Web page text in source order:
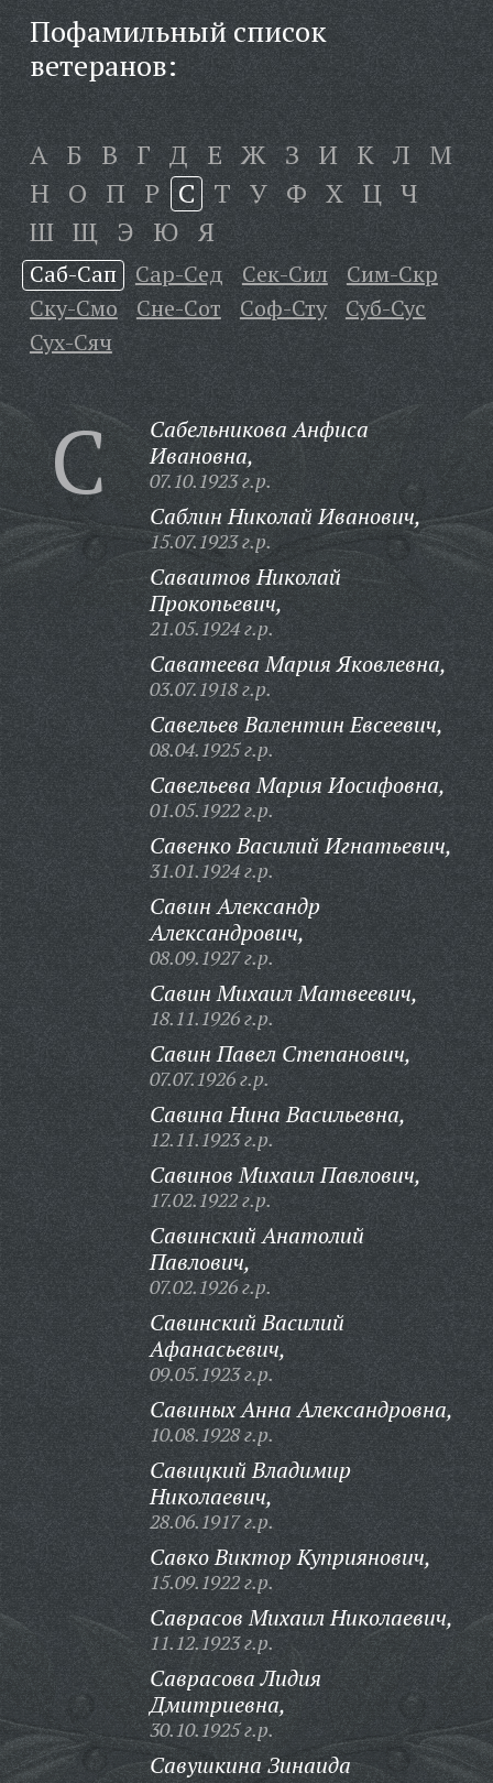
Пофамильный список
ветеранов:
А Б В Г Д Е Ж З И К Л М
Н О П Р С Т У Ф Х Ц Ч
Ш Щ Э Ю Я
Саб-Сап Сар-Сед Сек-Сил
Сим-Скр
Ску-Смо
Сне-Сот Соф-Сту
Суб-Сус
Сух-Сяч
С
Сабельникова Анфиса
Ивановна,
07.10.1923 г.р.
Саблин Николай Иванович,
15.07.1923 г.р.
Саваитов Николай
Прокопьевич,
21.05.1924 г.р.
Саватеева Мария Яковлевна,
03.07.1918 г.р.
Савельев Валентин Евсеевич,
08.04.1925 г.р.
Савельева Мария Иосифовна,
01.05.1922 г.р.
Савенко Василий Игнатьевич,
31.01.1924 г.р.
Савин Александр
Александрович,
08.09.1927 г.р.
Савин Михаил Матвеевич,
18.11.1926 г.р.
Савин Павел Степанович,
07.07.1926 г.р.
Савина Нина Васильевна,
12.11.1923 г.р.
Савинов Михаил Павлович,
17.02.1922 г.р.
Савинский Анатолий
Павлович,
07.02.1926 г.р.
Савинский Василий
Афанасьевич,
09.05.1923 г.р.
Савиных Анна Александровна,
10.08.1928 г.р.
Савицкий Владимир
Николаевич,
28.06.1917 г.р.
Савко Виктор Куприянович,
15.09.1922 г.р.
Саврасов Михаил Николаевич,
11.12.1923 г.р.
Саврасова Лидия
Дмитриевна,
30.10.1925 г.р.
Савушкина Зинаида